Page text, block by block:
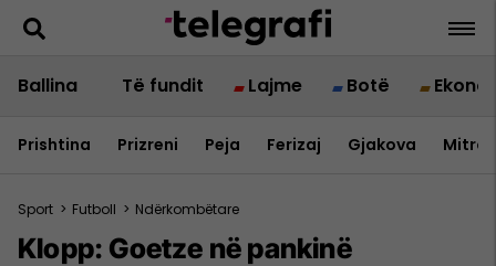
Ballina Të fundit Lajme Botë
Prishtina Prizreni Peja Ferizaj Gjakova
Sport > Futboll > Ndërkombëtare
Klopp: Goetze në pankinë